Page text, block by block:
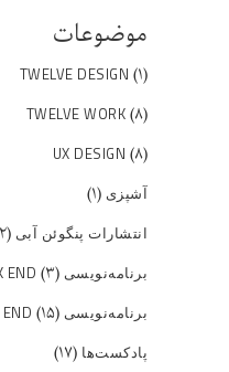
موضوعات
TWELVE DESIGN (۱)
TWELVE WORK (۸)
UX DESIGN (۸)
آشپزی (۱)
انتشارات پنگوئن آبی (۲)
برنامه‌نویسی BACK END (۳)
برنامه‌نویسی FRONT END (۱۵)
پادکست‌ها (۱۷)